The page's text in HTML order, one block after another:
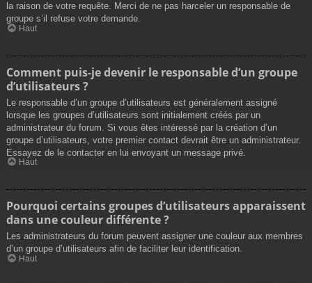
la raison de votre requête. Merci de ne pas harceler un responsable de
groupe s’il refuse votre demande.
Haut
Comment puis-je devenir le responsable d’un groupe
d’utilisateurs ?
Le responsable d’un groupe d’utilisateurs est généralement assigné
lorsque les groupes d’utilisateurs sont initialement créés par un
administrateur du forum. Si vous êtes intéressé par la création d’un
groupe d’utilisateurs, votre premier contact devrait être un administrateur.
Essayez de le contacter en lui envoyant un message privé.
Haut
Pourquoi certains groupes d’utilisateurs apparaissent
dans une couleur différente ?
Les administrateurs du forum peuvent assigner une couleur aux membres
d’un groupe d’utilisateurs afin de faciliter leur identification.
Haut